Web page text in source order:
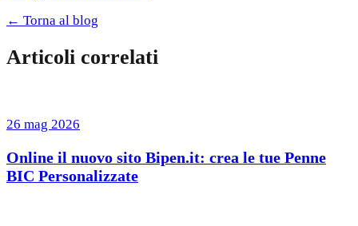
← Torna al blog
Articoli correlati
26 mag 2026
Online il nuovo sito Bipen.it: crea le tue Penne
BIC Personalizzate